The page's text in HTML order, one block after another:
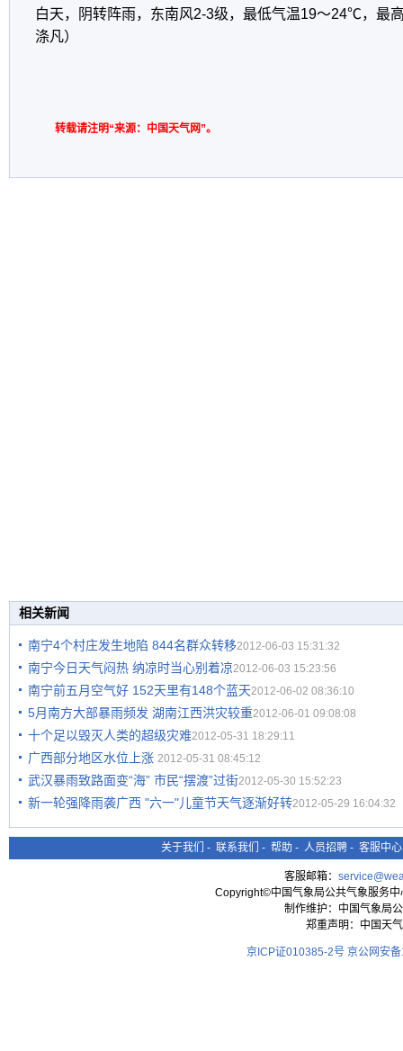
白天，
阴转阵雨，东南风2-3级，最低气温19～24℃，最
涤凡）
转载请注明“来源：中国天气网”。
相关新闻
南宁4个村庄发生地陷 844名群众转移2012-06-03 15:31:32
南宁今日天气闷热 纳凉时当心别着凉2012-06-03 15:23:56
南宁前五月空气好 152天里有148个蓝天2012-06-02 08:36:10
5月南方大部暴雨频发 湖南江西洪灾较重2012-06-01 09:08:08
十个足以毁灭人类的超级灾难2012-05-31 18:29:11
广西部分地区水位上涨 2012-05-31 08:45:12
武汉暴雨致路面变“海” 市民“摆渡”过街2012-05-30 15:52:23
新一轮强降雨袭广西 "六一"儿童节天气逐渐好转2012-05-29 16:04:32
关于我们 - 联系我们 - 帮助 - 人员招聘 - 客服中心
客服邮箱：
Copyright©中国气象局公共气象服务
制作维护：中国气象局
郑重声明：中国天
京ICP证010385-2号 京公网安